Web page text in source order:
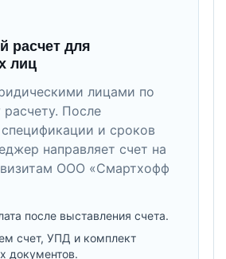
расчет для
лиц
лицами по
После
спецификации и сроков
направляет счет на
ООО «Смартхофф
после выставления счета.
счет, УПД и комплект
документов.